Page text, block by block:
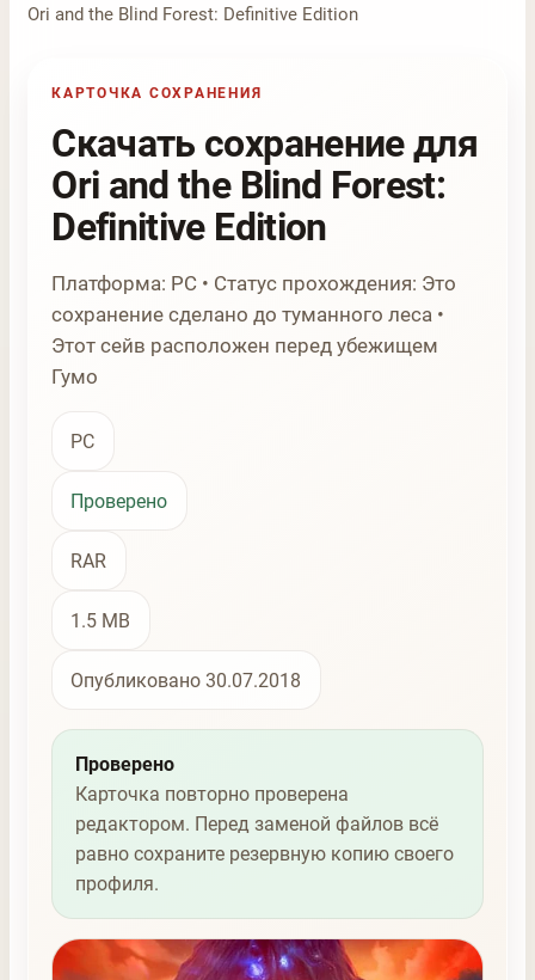
Ori and the Blind Forest: Definitive Edition
КАРТОЧКА СОХРАНЕНИЯ
Скачать сохранение для
Ori and the Blind Forest:
Definitive Edition
Платформа: PC • Статус прохождения: Это
сохранение сделано до туманного леса •
Этот сейв расположен перед убежищем
Гумо
PC
Проверено
RAR
1.5 MB
Опубликовано 30.07.2018
Проверено
Карточка повторно проверена
редактором. Перед заменой файлов всё
равно сохраните резервную копию своего
профиля.